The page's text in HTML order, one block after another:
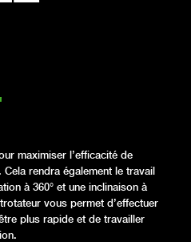
maximiser l’efficacité de
rendra également le travail
à 360° et une inclinaison à
vous permet d’effectuer
plus rapide et de travailler